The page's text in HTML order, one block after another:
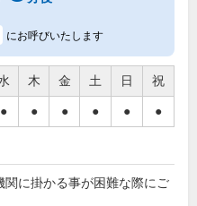
にお呼びいたします
木 金 土 日 祝
● ● ● ● ● ●
に掛かる事が困難な際にご